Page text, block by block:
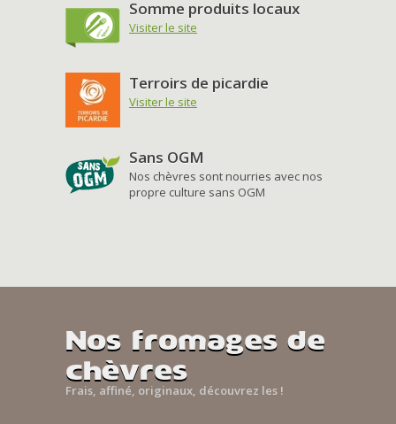
Somme produits locaux
Visiter le site
Terroirs de picardie
Visiter le site
Sans OGM
Nos chèvres sont nourries avec nos
propre culture sans OGM
Nos fromages de
chèvres
Frais, affiné, originaux, découvrez les !